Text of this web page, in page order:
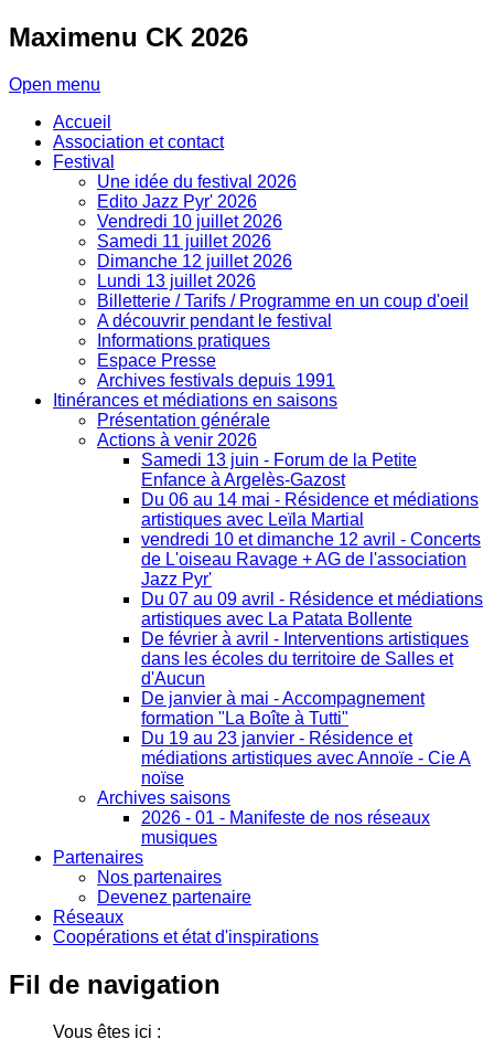
Maximenu CK 2026
Open menu
Accueil
Association et contact
Festival
Une idée du festival 2026
Edito Jazz Pyr' 2026
Vendredi 10 juillet 2026
Samedi 11 juillet 2026
Dimanche 12 juillet 2026
Lundi 13 juillet 2026
Billetterie / Tarifs / Programme en un coup d'oeil
A découvrir pendant le festival
Informations pratiques
Espace Presse
Archives festivals depuis 1991
Itinérances et médiations en saisons
Présentation générale
Actions à venir 2026
Samedi 13 juin - Forum de la Petite
Enfance à Argelès-Gazost
Du 06 au 14 mai - Résidence et médiations
artistiques avec Leïla Martial
vendredi 10 et dimanche 12 avril - Concerts
de L'oiseau Ravage + AG de l'association
Jazz Pyr'
Du 07 au 09 avril - Résidence et médiations
artistiques avec La Patata Bollente
De février à avril - Interventions artistiques
dans les écoles du territoire de Salles et
d'Aucun
De janvier à mai - Accompagnement
formation "La Boîte à Tutti"
Du 19 au 23 janvier - Résidence et
médiations artistiques avec Annoïe - Cie A
noïse
Archives saisons
2026 - 01 - Manifeste de nos réseaux
musiques
Partenaires
Nos partenaires
Devenez partenaire
Réseaux
Coopérations et état d'inspirations
Fil de navigation
Vous êtes ici :